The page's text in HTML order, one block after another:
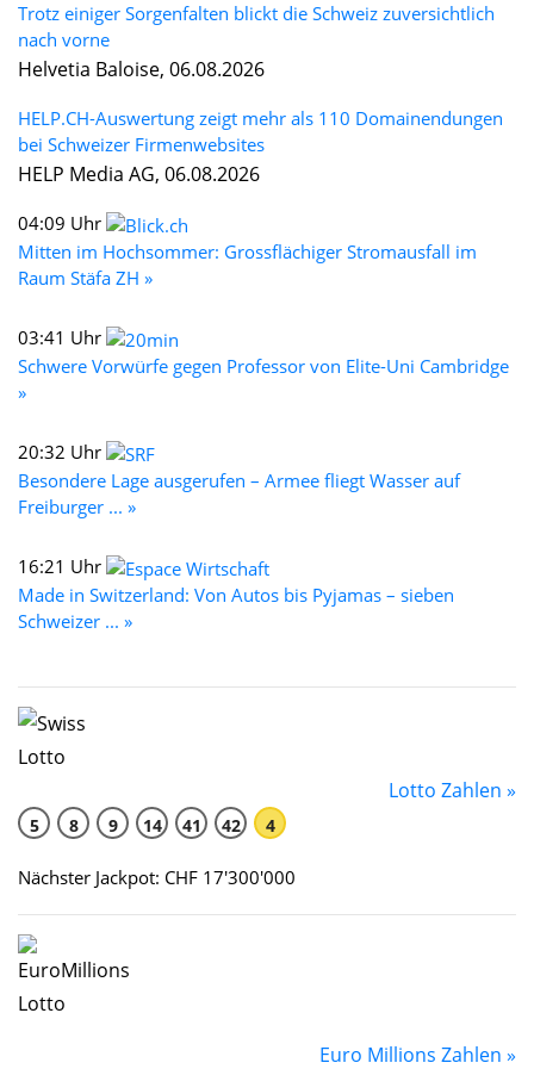
Trotz einiger Sorgenfalten blickt die Schweiz zuversichtlich
nach vorne
Helvetia Baloise, 06.08.2026
HELP.CH-Auswertung zeigt mehr als 110 Domainendungen
bei Schweizer Firmenwebsites
HELP Media AG, 06.08.2026
04:09 Uhr
Mitten im Hochsommer: Grossflächiger Stromausfall im
Raum Stäfa ZH »
03:41 Uhr
Schwere Vorwürfe gegen Professor von Elite-Uni Cambridge
»
20:32 Uhr
Besondere Lage ausgerufen – Armee fliegt Wasser auf
Freiburger ... »
16:21 Uhr
Made in Switzerland: Von Autos bis Pyjamas – sieben
Schweizer ... »
Lotto Zahlen »
5 8 9 14 41 42 4
Nächster Jackpot: CHF 17'300'000
Euro Millions Zahlen »